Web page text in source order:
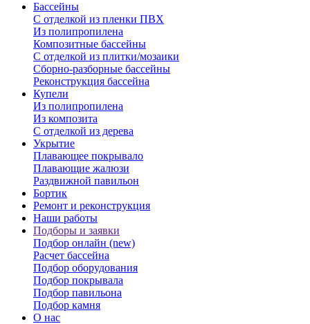
Бассейны
С отделкой из пленки ПВХ
Из полипропилена
Композитные бассейны
С отделкой из плитки/мозаики
Сборно-разборные бассейны
Реконструкция бассейна
Купели
Из полипропилена
Из композита
С отделкой из дерева
Укрытие
Плавающее покрывало
Плавающие жалюзи
Раздвижной павильон
Бортик
Ремонт и реконструкция
Наши работы
Подборы и заявки
Подбор онлайн (new)
Расчет бассейна
Подбор оборудования
Подбор покрывала
Подбор павильона
Подбор камня
О нас